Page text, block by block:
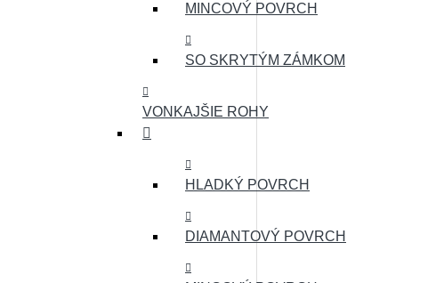
MINCOVÝ POVRCH
SO SKRYTÝM ZÁMKOM
VONKAJŠIE ROHY
HLADKÝ POVRCH
DIAMANTOVÝ POVRCH